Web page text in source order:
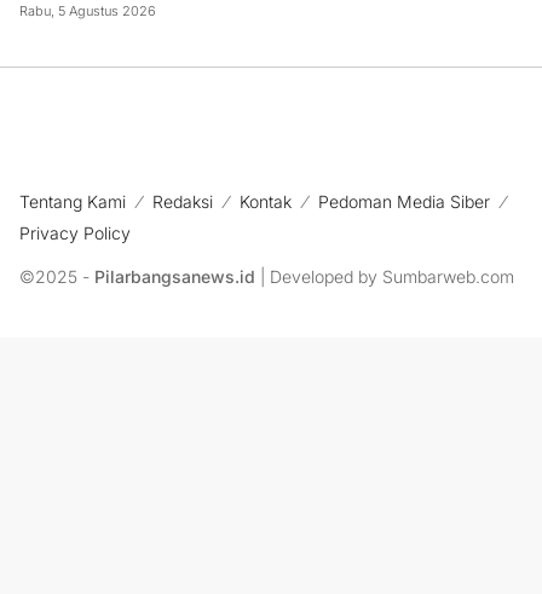
Rabu, 5 Agustus 2026
Tentang Kami Redaksi Kontak
Pedoman Media Siber
Privacy Policy
©2025 - Pilarbangsanews.id | Developed by Sumbarweb.com